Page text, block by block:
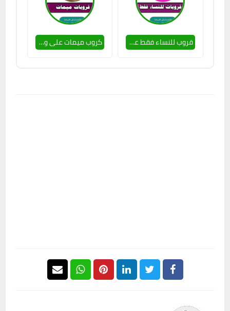
قروب للنساء فقط على واتساب 2024 كروب ميمات على واتساب 2024 . قروبات لينكي